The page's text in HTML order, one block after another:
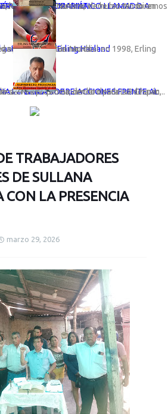
GÓMEZ LANZA DRAMÁTICO LLAMADO A PRESERVAR LA VIDA MARINA
La líder social sechurana; Rosa Gómez Nunura, viene lanzando un dramático llamado expresando: “Basta de cortinas de humo. No miremos a otro ...
astro noruego Erling Haaland
participó en un Mundial en 1998, Erling Haaland ni siquiera había nacido.
SUPREFECTO DE SULLANA INFORMA SOBRE ACCIONES FRENTE AL "NIÑO"
LvR Chavín, respecto a las acciones que se vienen promoviendo desde su despac...
TRABAJADORES
DE SULLANA
LA PRESENCIA
marzo 29, 2026